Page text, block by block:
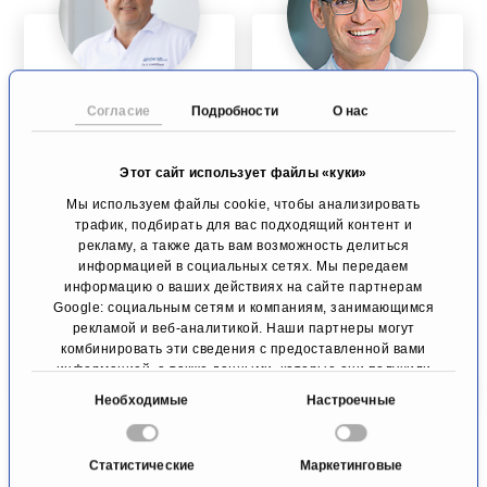
Согласие Подробности О нас
Этот сайт использует файлы «куки»
Мы используем файлы cookie, чтобы анализировать
трафик, подбирать для вас подходящий контент и
рекламу, а также дать вам возможность делиться
информацией в социальных сетях. Мы передаем
информацию о ваших действиях на сайте партнерам
Google: социальным сетям и компаниям, занимающимся
рекламой и веб-аналитикой. Наши партнеры могут
комбинировать эти сведения с предоставленной вами
информацией, а также данными, которые они получили
Необходимые Настроечные
Статистические Маркетинговые
Д-р мед. наук
Андреас
и локтевого
суставов
Висбаден
К профилю
Проф., д-р мед.
наук Торстен
Плечевая и
локтевая хирургия
Штутгарт
К профилю